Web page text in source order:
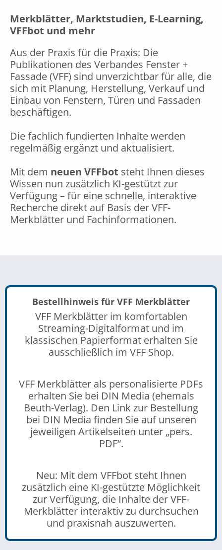
Merkblätter, Marktstudien, E-Learning,
VFFbot und mehr
Aus der Praxis für die Praxis: Die
Publikationen des Verbandes Fenster +
Fassade (VFF) sind unverzichtbar für alle, die
sich mit Planung, Herstellung, Verkauf und
Einbau von Fenstern, Türen und Fassaden
beschäftigen.
Die fachlich fundierten Inhalte werden
regelmäßig ergänzt und aktualisiert.
Mit dem neuen VFFbot steht Ihnen dieses
Wissen nun zusätzlich KI-gestützt zur
Verfügung – für eine schnelle, interaktive
Recherche direkt auf Basis der VFF-
Merkblätter und Fachinformationen.
Bestellhinweis für VFF Merkblätter
VFF Merkblätter im komfortablen
Streaming-Digitalformat und im
klassischen Papierformat erhalten Sie
ausschließlich im VFF Shop.
VFF Merkblätter als personalisierte PDFs
erhalten Sie bei DIN Media (ehemals
Beuth-Verlag). Den Link zur Bestellung
bei DIN Media finden Sie auf unseren
jeweiligen Artikelseiten unter „pers.
PDF“.
Neu: Mit dem VFFbot steht Ihnen
zusätzlich eine KI-gestützte Möglichkeit
zur Verfügung, die Inhalte der VFF-
Merkblätter interaktiv zu durchsuchen
und praxisnah auszuwerten.